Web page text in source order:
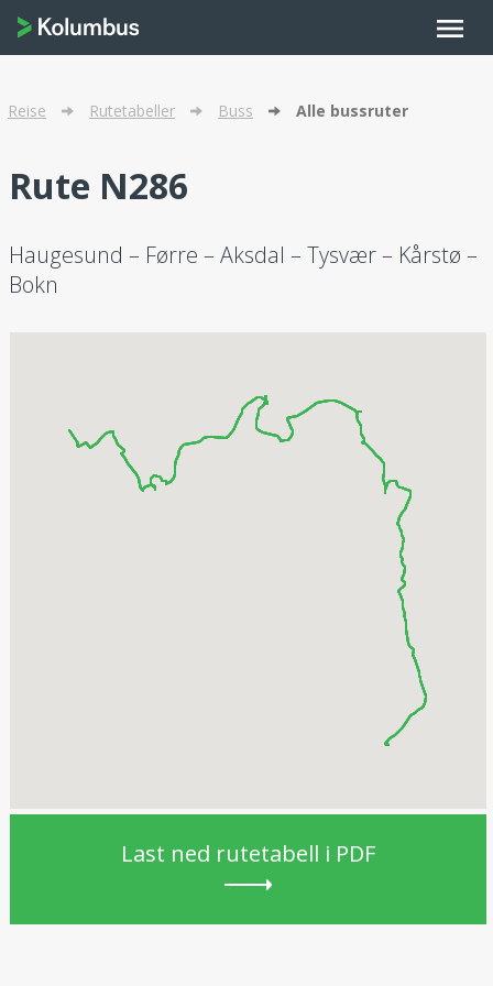
menu
Reise Rutetabeller Buss Alle bussruter
Rute N286
Haugesund – Førre – Aksdal – Tysvær – Kårstø –
Bokn
Last ned rutetabell i PDF